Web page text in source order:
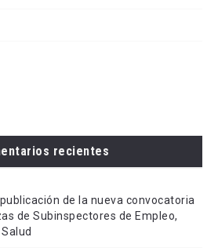
recientes
de la nueva convocatoria
de Subinspectores de Empleo,